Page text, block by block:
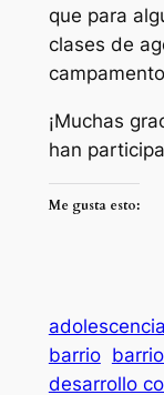
que para
clases de
¡Muchas
han
Me gusta esto:
adolescencia
barrio
desarrollo